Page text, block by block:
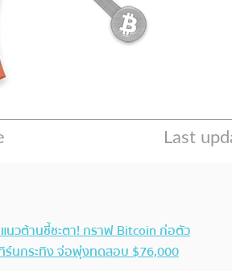
นวต้านชี้ชะตา! กราฟ Bitcoin ก่อตัว
ร์นกระทิง จ่อพุ่งทดสอบ $76,000